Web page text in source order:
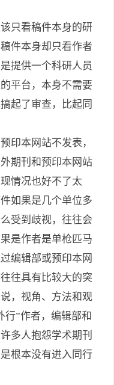
只看稿件本身的研
件本身却只看作者
提供一个科研人员
平台，本身不需要
起了审查，比起同
印本网站不发表，
期刊和预印本网站
情况也好不了太
如果是几个单位多
受到歧视，往往会
是作者是单枪匹马
编辑部或预印本网
往具有比较大的突
，视角、方法和观
行”作者，编辑部和
多人抱怨学术期刊
根本没有进入同行